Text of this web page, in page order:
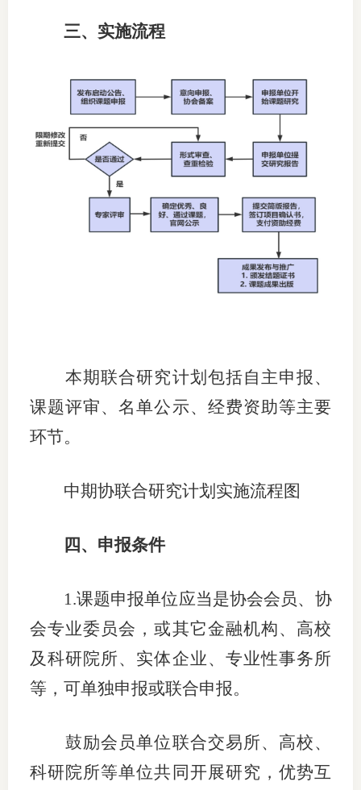
文化建
普法宣
三、 实施流程
本期联合研究计划 包括自主申报 、
课题评审、名单公示、 经费资助等主要
环节。
中期协联合研究计划实施流程图
四、申报条件
1.课题申报单位应当是协会会员、 协
会专业委员会，或其它金融机构、高校
及 科研院所、实体企业、 专业性事务所
等，可单独申报或联合申报。
鼓励会员单位联合交易所、高校、
科研院所等单位共同开展研究，优势互